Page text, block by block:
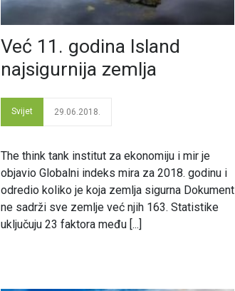
Već 11. godina Island
najsigurnija zemlja
Svijet 29.06.2018.
The think tank institut za ekonomiju i mir je
objavio Globalni indeks mira za 2018. godinu i
odredio koliko je koja zemlja sigurna Dokument
ne sadrži sve zemlje već njih 163. Statistike
uključuju 23 faktora među [...]